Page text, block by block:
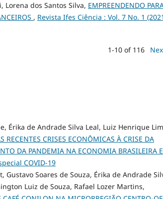
dos Santos Silva, EMPREENDENDO
, Revista Ifes Ciência : Vol. 7 No. 1
1-10 of 116
Érika de Andrade Silva Leal, Luiz Henrique
RECENTES CRISES ECONÔMICAS À CRISE DA
DA PANDEMIA NA ECONOMIA BRASILEIRA E
COVID-19
Soares de Souza, Érika de Andrade
Luiz de Souza, Rafael Lozer Martins,